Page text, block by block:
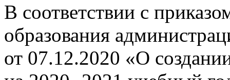
В соответствии с
образования
от 07.12.2020 «О